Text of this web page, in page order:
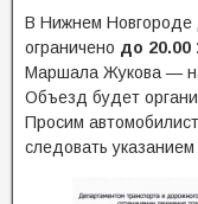
В Нижнем Новгороде
ограничено до 20.00
Маршала Жукова —
Объезд будет
Просим
следовать